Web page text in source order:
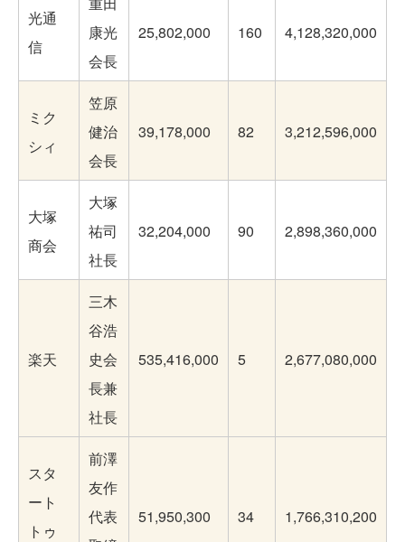
光通
信
康光
会長
25,802,000 160 4,128,320,000
ミク
シィ
笠原
健治
会長
39,178,000 82 3,212,596,000
大塚
商会
大塚
祐司
社長
32,204,000 90 2,898,360,000
楽天
三木
谷浩
史会
長兼
社長
535,416,000 5 2,677,080,000
スタ
ート
トゥ
前澤
友作
代表
51,950,300 34 1,766,310,200